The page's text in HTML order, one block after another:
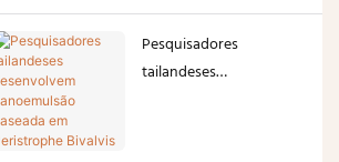
Pesquisadores
tailandeses